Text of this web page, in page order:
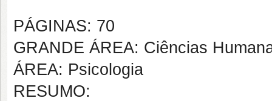
PÁGINAS: 70
GRANDE ÁREA: Ciências
ÁREA: Psicologia
RESUMO: